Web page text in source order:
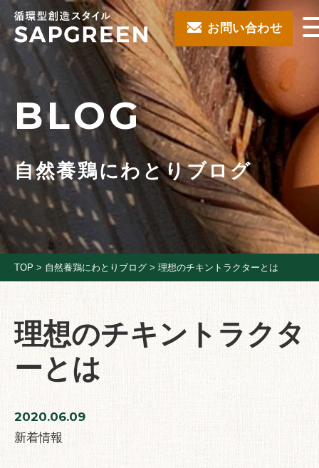
お問い合わせ
BLOG
自然養鶏にわとりブログ
TOP > 自然養鶏にわとりブログ > 理想のチキントラクターとは
理想のチキントラクタ
ーとは
2020.06.09
新着情報